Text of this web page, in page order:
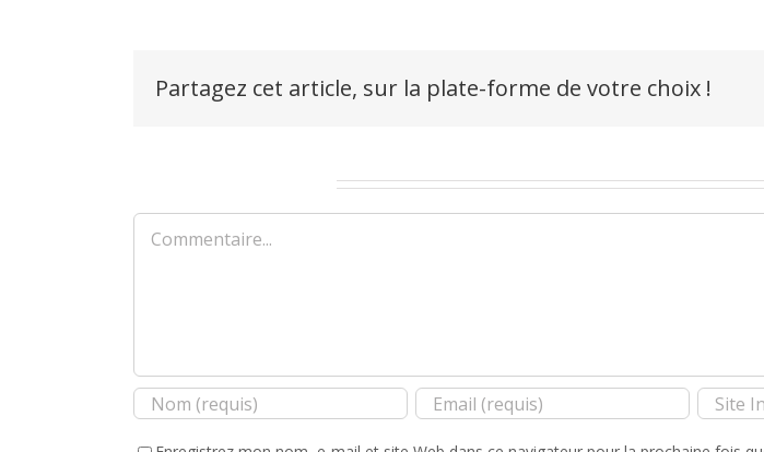
Partagez cet article, sur la plate-forme de votre choix !
Commentaire